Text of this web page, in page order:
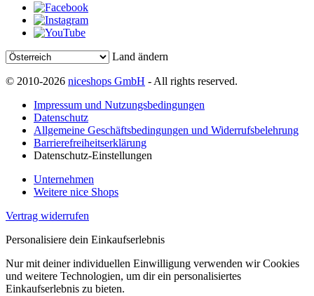
Land ändern
© 2010-2026 niceshops GmbH - All rights reserved.
Impressum und Nutzungsbedingungen
Datenschutz
Allgemeine Geschäftsbedingungen und Widerrufsbelehrung
Barrierefreiheitserklärung
Datenschutz-Einstellungen
Unternehmen
Weitere nice Shops
Vertrag widerrufen
Personalisiere dein Einkaufserlebnis
Nur mit deiner individuellen Einwilligung verwenden wir Cookies
und weitere Technologien, um dir ein personalisiertes
Einkaufserlebnis zu bieten.